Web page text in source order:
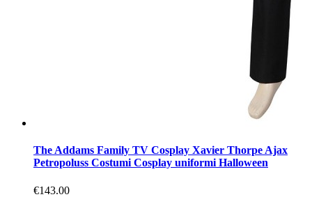
The Addams Family TV Cosplay Xavier Thorpe Ajax
Petropoluss Costumi Cosplay uniformi Halloween
€143.00